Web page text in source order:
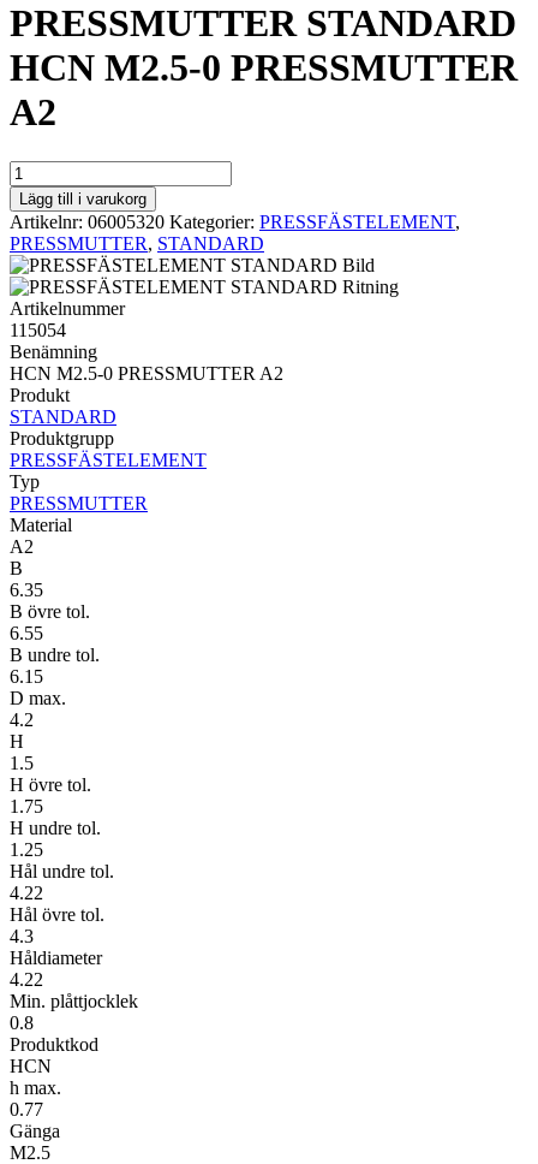
PRESSMUTTER STANDARD
HCN M2.5-0 PRESSMUTTER
A2
PRESSMUTTER
STANDARD
HCN
M2.5-
0
PRESSMUTTER
A2
mängd
Lägg till i varukorg
Artikelnr: 06005320 Kategorier: PRESSFÄSTELEMENT,
PRESSMUTTER, STANDARD
Artikelnummer
115054
Benämning
HCN M2.5-0 PRESSMUTTER A2
Produkt
STANDARD
Produktgrupp
PRESSFÄSTELEMENT
Typ
PRESSMUTTER
Material
A2
B
6.35
B övre tol.
6.55
B undre tol.
6.15
D max.
4.2
H
1.5
H övre tol.
1.75
H undre tol.
1.25
Hål undre tol.
4.22
Hål övre tol.
4.3
Håldiameter
4.22
Min. plåttjocklek
0.8
Produktkod
HCN
h max.
0.77
Gänga
M2.5